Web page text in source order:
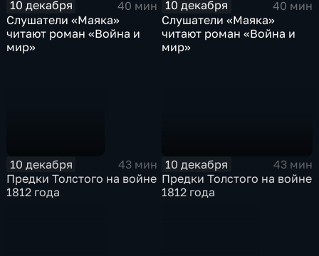
10 декабря
40 мин
Слушатели «Маяка»
читают роман «Война и
мир»
10 декабря
40 мин
Слушатели «Маяка»
читают роман «Война и
мир»
10 декабря
43 мин
Предки Толстого на войне
1812 года
10 декабря
43 мин
Предки Толстого на войне
1812 года